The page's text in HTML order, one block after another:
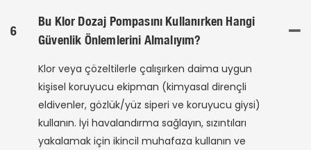
6
Bu Klor Dozaj Pompasını Kullanırken Hangi
Güvenlik Önlemlerini Almalıyım?
Klor veya çözeltilerle çalışırken daima uygun
kişisel koruyucu ekipman (kimyasal dirençli
eldivenler, gözlük/yüz siperi ve koruyucu giysi)
kullanın. İyi havalandırma sağlayın, sızıntıları
yakalamak için ikincil muhafaza kullanın ve